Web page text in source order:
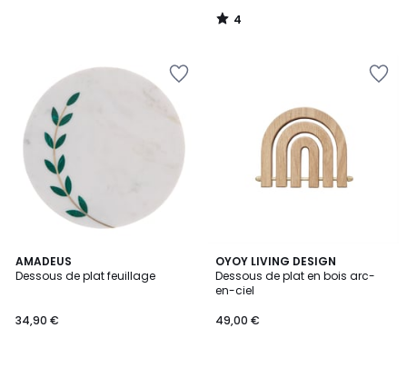
4
/
AMADEUS
Dessous de plat feuillage
34,90 €
OYOY LIVING DESIGN
Dessous de plat en bois arc-
en-ciel
49,00 €